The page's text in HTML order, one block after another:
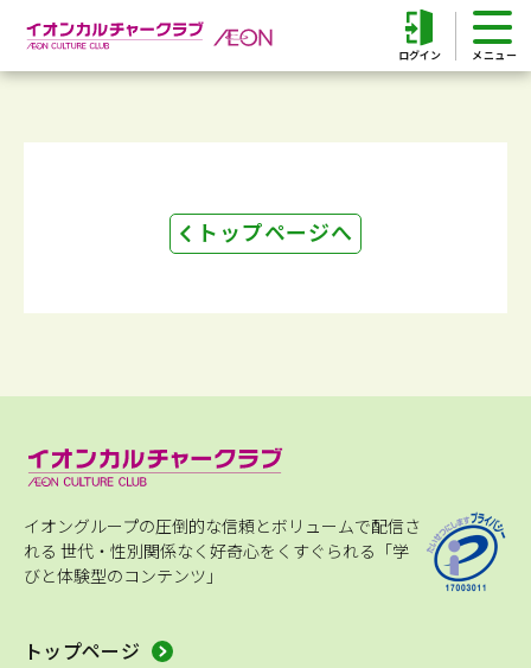
ログイン
トップページへ
イオングループの圧倒的な信頼とボリュームで配信さ
れる 世代・性別関係なく好奇心をくすぐられる「学
びと体験型のコンテンツ」
トップページ